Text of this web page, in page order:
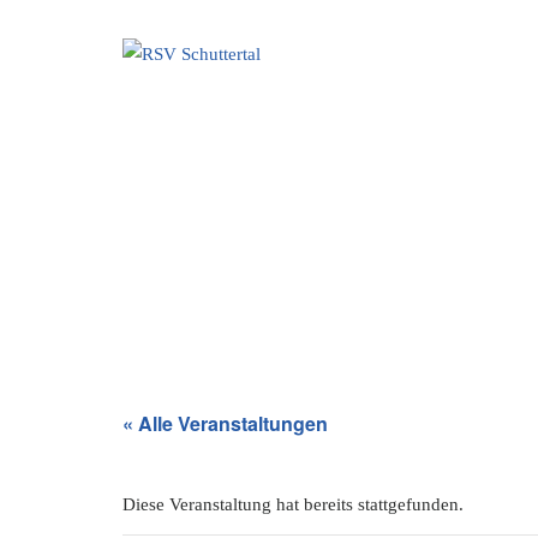
« Alle Veranstaltungen
Diese Veranstaltung hat bereits stattgefunden.